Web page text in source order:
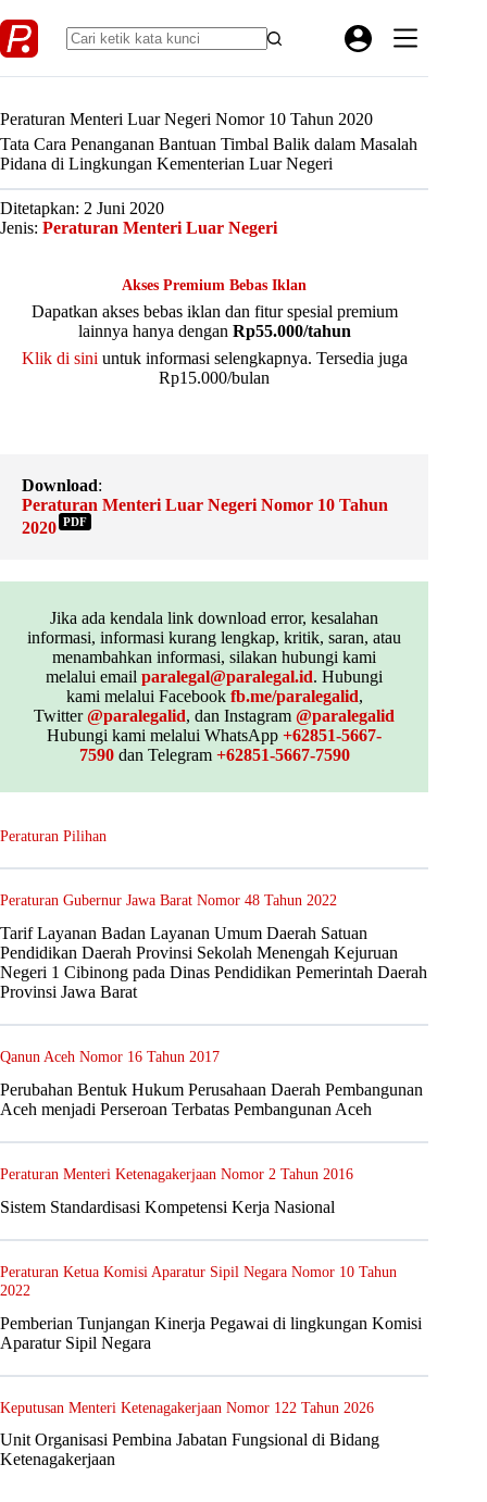
to
content
Peraturan Menteri Luar Negeri Nomor 10 Tahun 2020
Tata Cara Penanganan Bantuan Timbal Balik dalam Masalah
Pidana di Lingkungan Kementerian Luar Negeri
Ditetapkan: 2 Juni 2020
Jenis: Peraturan Menteri Luar Negeri
Akses Premium Bebas Iklan
Dapatkan akses bebas iklan dan fitur spesial premium
lainnya hanya dengan Rp55.000/tahun
Klik di sini untuk informasi selengkapnya. Tersedia juga
Rp15.000/bulan
Download:
Peraturan Menteri Luar Negeri Nomor 10 Tahun
2020 PDF
Jika ada kendala link download error, kesalahan
informasi, informasi kurang lengkap, kritik, saran, atau
menambahkan informasi, silakan hubungi kami
melalui emailparalegal@paralegal.id. Hubungi
kami melalui Facebook fb.me/paralegalid,
Twitter@paralegalid, dan Instagram@paralegalid
Hubungi kami melalui WhatsApp+62851-5667-
7590dan Telegram +62851-5667-7590
Peraturan Pilihan
Peraturan Gubernur Jawa Barat Nomor 48 Tahun 2022
Tarif Layanan Badan Layanan Umum Daerah Satuan
Pendidikan Daerah Provinsi Sekolah Menengah Kejuruan
Negeri 1 Cibinong pada Dinas Pendidikan Pemerintah Daerah
Provinsi Jawa Barat
Qanun Aceh Nomor 16 Tahun 2017
Perubahan Bentuk Hukum Perusahaan Daerah Pembangunan
Aceh menjadi Perseroan Terbatas Pembangunan Aceh
Peraturan Menteri Ketenagakerjaan Nomor 2 Tahun 2016
Sistem Standardisasi Kompetensi Kerja Nasional
Peraturan Ketua Komisi Aparatur Sipil Negara Nomor 10 Tahun
2022
Pemberian Tunjangan Kinerja Pegawai di lingkungan Komisi
Aparatur Sipil Negara
Keputusan Menteri Ketenagakerjaan Nomor 122 Tahun 2026
Unit Organisasi Pembina Jabatan Fungsional di Bidang
Ketenagakerjaan